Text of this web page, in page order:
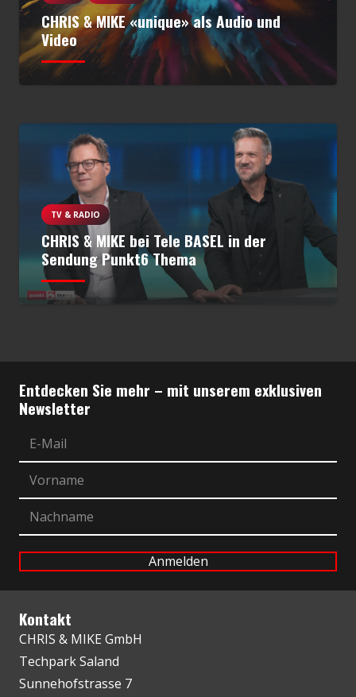
CHRIS & MIKE «unique» als Audio und
Video
TV & RADIO
CHRIS & MIKE bei Tele BASEL in der
Sendung Punkt6 Thema
TV & RADIO
CHRIS & MIKE in der Sendung SWISSMADE
von Radio SRF1
Entdecken Sie mehr – mit unserem exklusiven
Newsletter
Kontakt
CHRIS & MIKE GmbH
Techpark Saland
Sunnehofstrasse 7